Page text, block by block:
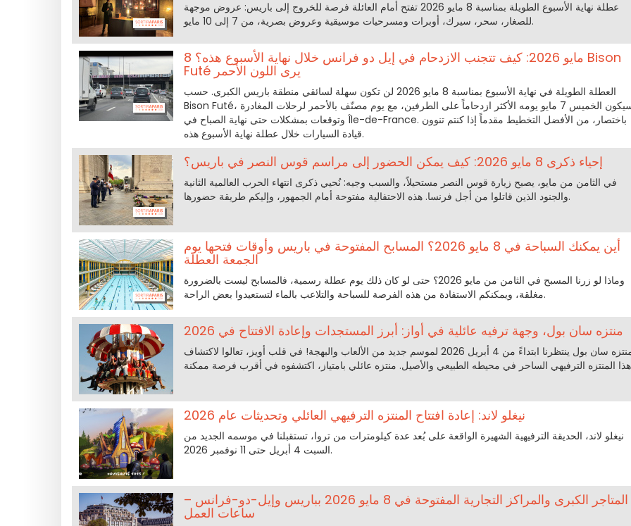
عطلة نهاية الأسبوع الطويلة بمناسبة 8 مايو 2026 تفتح أمام العائلة فرصة للخروج إلى باريس: عروض موجهة
للصغار، سحر، سيرك، أوبرات ومسرحيات موسيقية وعروض بصرية، من 7 إلى 10 مايو.
8 مايو 2026: كيف تتجنب الازدحام في إيل دو فرانس خلال نهاية الأسبوع هذه؟ Bison
Futé يرى اللون الأحمر
العطلة الطويلة في نهاية الأسبوع بمناسبة 8 مايو 2026 لن تكون سهلة لسائقي منطقة باريس الكبرى. حسب
Bison Futé، سيكون الخميس 7 مايو يومه الأكثر ازدحاماً على الطرفين، مع يوم مصنّف بالأحمر لرحلات المغادرة
وتوقعات بمشكلات حتى نهاية الصباح في Île-de-France. باختصار، من الأفضل التخطيط مقدماً إذا كنتم تنوون
قيادة السيارات خلال عطلة نهاية الأسبوع هذه.
إحياء ذكرى 8 مايو 2026: كيف يمكن الحضور إلى مراسم قوس النصر في باريس؟
في الثامن من مايو، يصبح زيارة قوس النصر مستحيلاً، والسبب وجيه: نُحيي ذكرى انتهاء الحرب العالمية الثانية
والجنود الذين قاتلوا من أجل فرنسا. هذه الاحتفالية مفتوحة أمام الجمهور، وإليكم طريقة حضورها.
أين يمكنك السباحة في 8 مايو 2026؟ المسابح المفتوحة في باريس وأوقات فتحها يوم
الجمعة العطلة
وماذا لو زرنا المسبح في الثامن من مايو 2026؟ حتى لو كان ذلك يوم عطلة رسمية، فالمسابح ليست بالضرورة
مغلقة، ويمكنكم الاستفادة من هذه الفرصة للسباحة والتلاعب بالماء لتستعيدوا بعض الراحة.
منتزه سان بول، وجهة ترفيه عائلية في أواز: أبرز المستجدات وإعادة الافتتاح في 2026
منتزه سان بول ينتظرنا ابتداءً من 4 أبريل 2026 لموسم جديد من الألعاب والبهجة! في قلب أويز، تعالوا لاكتشاف
في أقرب فرصة ممكنة.
نيغلو لاند: إعادة افتتاح المنتزه الترفيهي العائلي وتحديثات عام 2026
نيغلو لاند، الحديقة الترفيهية الشهيرة الواقعة على بُعد عدة كيلومترات من تروا، تستقبلنا في موسمه الجديد من
السبت 4 أبريل حتى 11 نوفمبر 2026.
المتاجر الكبرى والمراكز التجارية المفتوحة في 8 مايو 2026 بباريس وإيل-دو-فرانس –
ساعات العمل